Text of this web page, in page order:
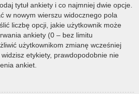
tytuł ankiety i co najmniej dwie opcje.
w nowym wierszu widocznego pola
liczbę opcji, jakie użytkownik może
ankiety (0 – bez limitu
użytkownikom zmianę wcześniej
etykiety, prawdopodobnie nie
ankiet.